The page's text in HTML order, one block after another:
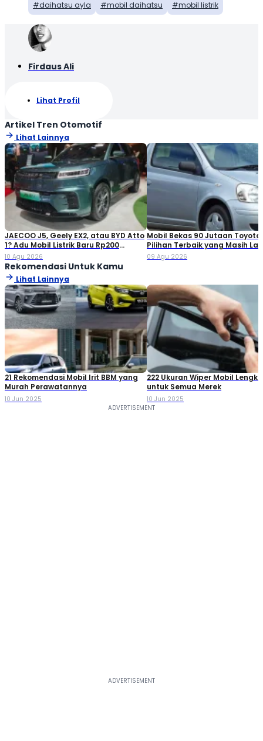
daihatsu ayla mobil daihatsu mobil listrik
Firdaus Ali
Lihat Profil
Artikel Tren Otomotif
Lihat Lainnya
JAECOO J5, Geely EX2, atau BYD Atto
1? Adu Mobil Listrik Baru Rp200
Jutaan di GIIAS 2026
10 Agu 2026
Mobil Bekas 90 Jutaan
Pilihan Terbaik yang Masih
Dibeli
09 Agu 2026
Rekomendasi Untuk Kamu
Lihat Lainnya
21 Rekomendasi Mobil Irit BBM yang
Murah Perawatannya
10 Jun 2025
222 Ukuran Wiper Mobil
untuk Semua Merek
10 Jun 2025